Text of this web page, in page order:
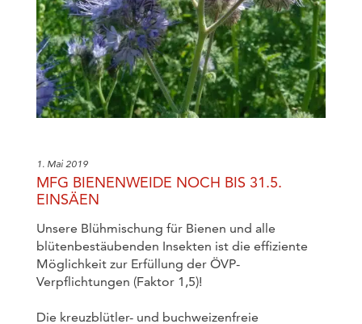
1. Mai 2019
MFG BIENENWEIDE NOCH BIS 31.5.
EINSÄEN
Unsere Blühmischung für Bienen und alle
blütenbestäubenden Insekten ist die effiziente
Möglichkeit zur Erfüllung der ÖVP-
Verpflichtungen (Faktor 1,5)!
Die kreuzblütler- und buchweizenfreie